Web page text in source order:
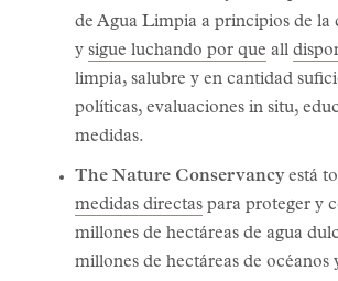
de Agua Limpia a principios de la
y sigue luchando por que all
limpia, salubre y en cantidad
políticas, evaluaciones in situ,
medidas.
The Nature Conservancyestá
medidas directas para proteger y
millones de hectáreas de agua
millones de hectáreas de océanos